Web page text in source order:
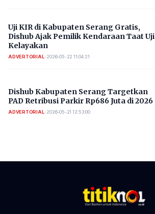
Uji KIR di Kabupaten Serang Gratis,
Dishub Ajak Pemilik Kendaraan Taat Uji
Kelayakan
ADVERTORIAL•2026-05-22 11:04:21
Dishub Kabupaten Serang Targetkan
PAD Retribusi Parkir Rp686 Juta di 2026 ​
ADVERTORIAL•2026-05-21 12:53:00